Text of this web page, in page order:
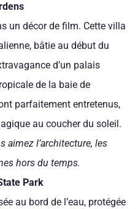
un décor de film. Cette villa
bâtie au début du
d’un palais
de la baie de
parfaitement entretenus,
au coucher du soleil.
aimez l’architecture, les
hors du temps.
Park
au bord de l’eau, protégée